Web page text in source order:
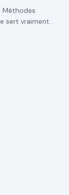
Méthodes
sert vraiment.